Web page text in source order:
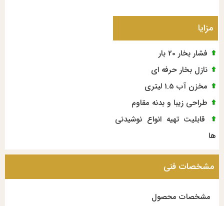
مزایا
فشار بخار 20 بار
نازل بخار حرفه ای
مخزن آب 1.5 لیتری
طراحی زیبا و بدنه مقاوم
قابلیت تهیه انواع نوشیدنی
ها
مشخصات فنی
مشخصات محصول